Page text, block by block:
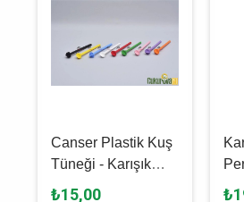
Canser Plastik Kuş
Tüneği - Karışık
Renkli
₺15,00